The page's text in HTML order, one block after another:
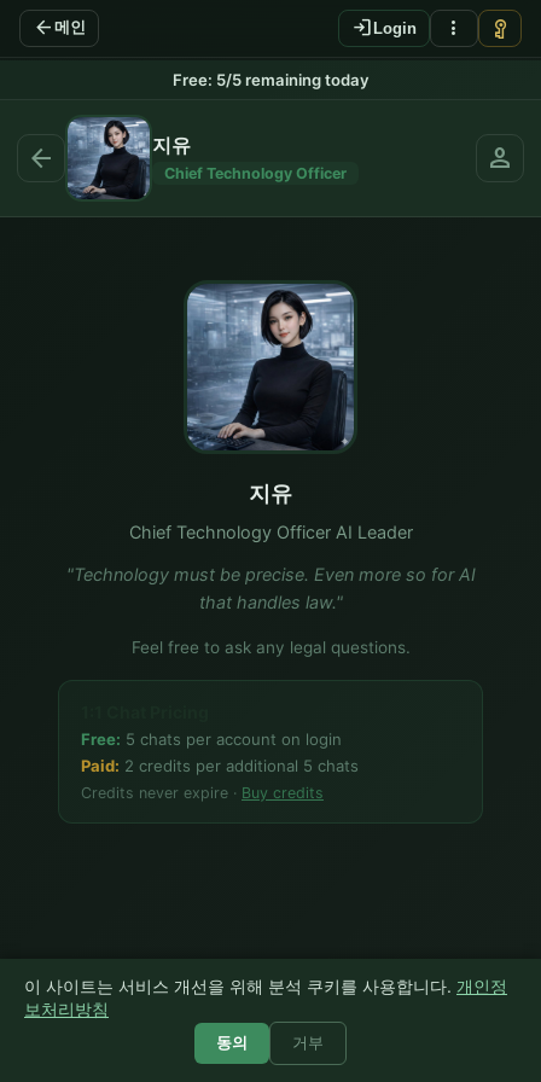
arrow_back 메인 login Login more_vert vpn_key
Free: 5/5 remaining today
리더와 대화하기 - 법마디 AI
arrow_back 지유
Chief Technology Officer person
지유
Chief Technology Officer AI Leader
"Technology must be precise. Even more so for AI
that handles law."
Feel free to ask any legal questions.
Free: 5 chats per account on login
Paid: 2 credits per additional 5 chats
Credits never expire · Buy credits
이 사이트는 서비스 개선을 위해 분석 쿠키를 사용합니다. 개인정
보처리방침
동의 거부